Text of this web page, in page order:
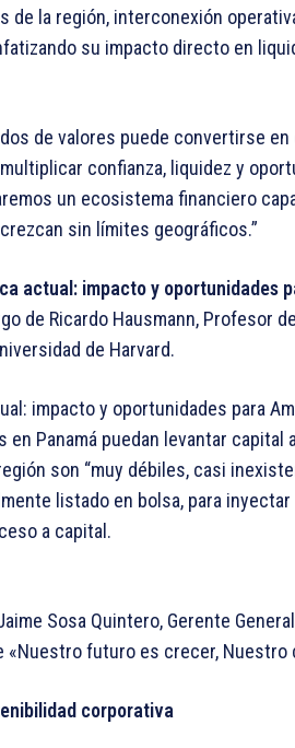
de la región, interconexión
su impacto directo en
de valores puede convertirse
confianza, liquidez y
un ecosistema financiero
sin límites geográficos.”
actual: impacto y oportunidades
de Ricardo Hausmann, Profesor
de Harvard.
impacto y oportunidades para
en Panamá puedan levantar
son “muy débiles, casi
listado en bolsa, para
a capital.
Sosa Quintero, Gerente
«Nuestro futuro es crecer,
corporativa